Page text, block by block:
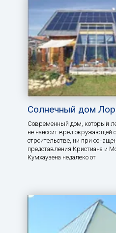
Солнечный дом
Современный дом, который
не наносит вред окружающей
строительстве, ни при
представления Кристиана и
Кумхаузена недалеко от